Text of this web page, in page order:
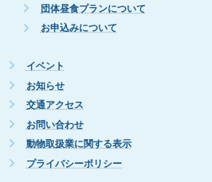
団体昼食プランについて
お申込みについて
イベント
お知らせ
交通アクセス
お問い合わせ
動物取扱業に関する表示
プライバシーポリシー